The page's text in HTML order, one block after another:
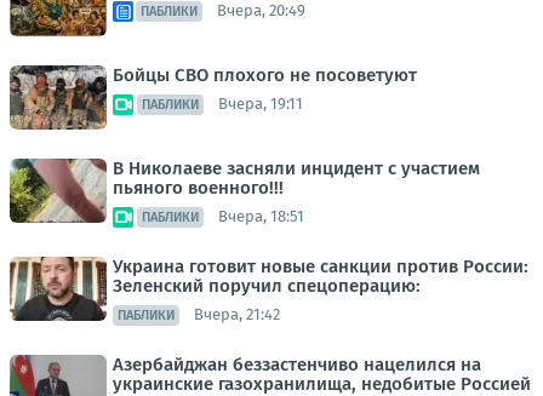
ПАБЛИКИ Вчера, 20:49
Бойцы СВО плохого не посоветуют
ПАБЛИКИ Вчера, 19:11
В Николаеве засняли инцидент с участием
пьяного военного!!!
ПАБЛИКИ Вчера, 18:51
Украина готовит новые санкции против России:
Зеленский поручил спецоперацию:
ПАБЛИКИ Вчера, 21:42
Азербайджан беззастенчиво нацелился на
украинские газохранилища, недобитые Россией